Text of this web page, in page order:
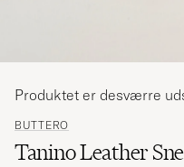
BUTTERO
Tanino Leather
Produktet er desværre